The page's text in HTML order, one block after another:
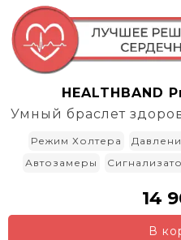
HEALTHBAND
Умный браслет
Режим Холтера
Автозамеры
14
В